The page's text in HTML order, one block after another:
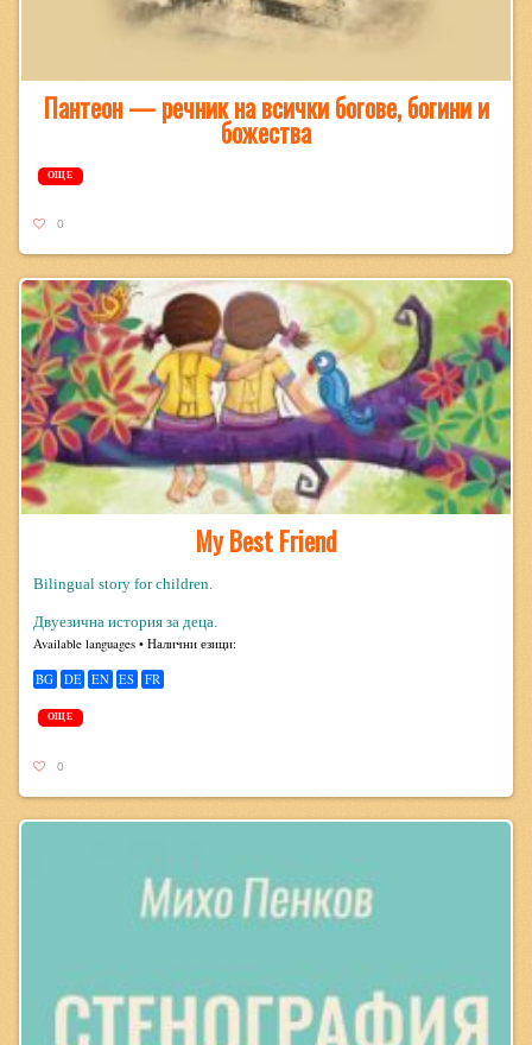
Пантеон — речник на всички богове, богини и
божества
ОЩЕ
0
My Best Friend
Bilingual story for children.
Двуезична история за деца.
Avail­able lan­guages • Налични езици:
BG DE EN ES FR
ОЩЕ
0